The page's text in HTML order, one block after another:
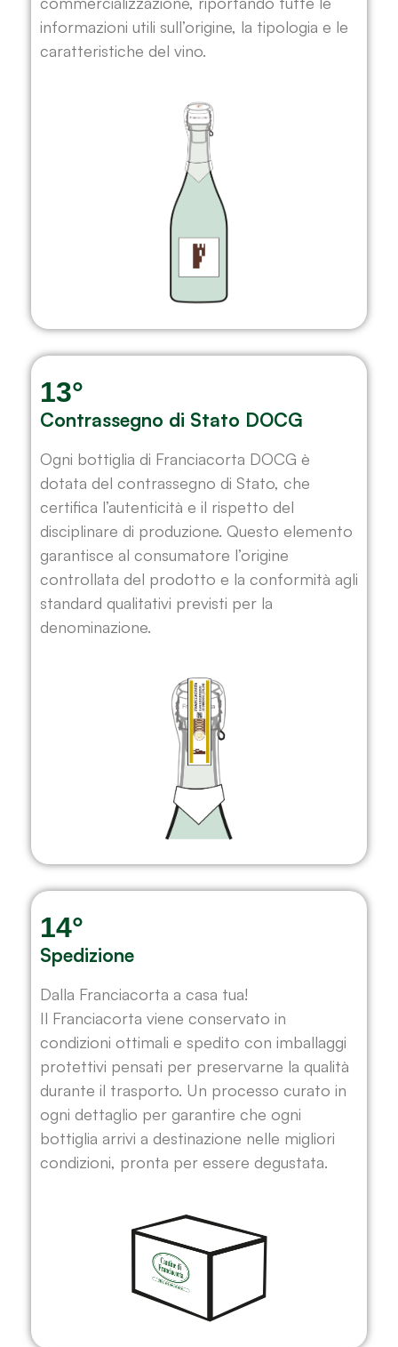
informazioni utili sull’origine, la tipologia e le
caratteristiche del vino.
13°
Contrassegno di Stato DOCG
Ogni bottiglia di Franciacorta DOCG è
dotata del contrassegno di Stato, che
certifica l’autenticità e il rispetto del
disciplinare di produzione. Questo elemento
garantisce al consumatore l’origine
controllata del prodotto e la conformità agli
standard qualitativi previsti per la
denominazione.
14°
Spedizione
Dalla Franciacorta a casa tua!
Il Franciacorta viene conservato in
condizioni ottimali e spedito con imballaggi
protettivi pensati per preservarne la qualità
durante il trasporto. Un processo curato in
ogni dettaglio per garantire che ogni
bottiglia arrivi a destinazione nelle migliori
condizioni, pronta per essere degustata.